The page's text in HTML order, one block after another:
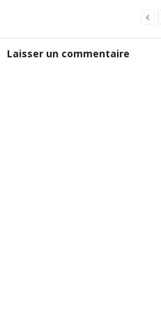
Laisser un commentaire